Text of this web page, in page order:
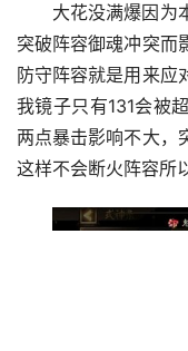
大花没满爆因为
突破阵容御魂冲突而
防守阵容就是用来应
我镜子只有131会被
两点暴击影响不大，
这样不会断火阵容所